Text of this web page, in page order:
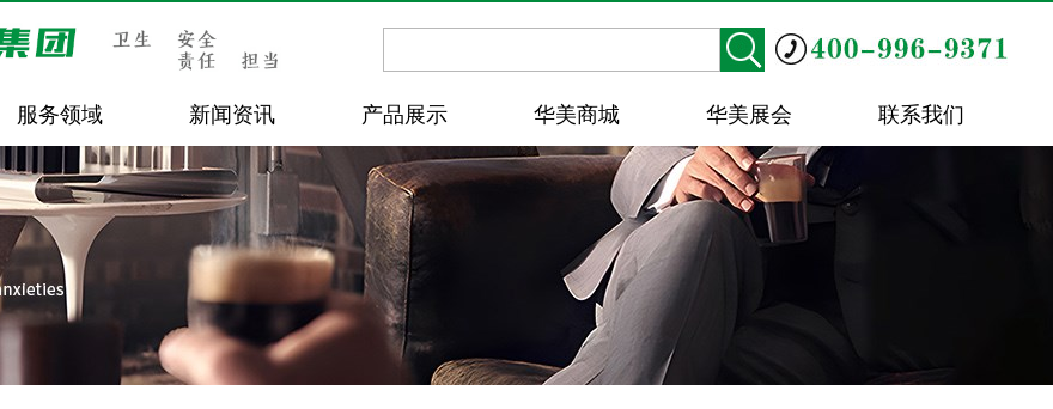
服务领域 新闻资讯 产品展示 华美商城 华美展会 联系我们